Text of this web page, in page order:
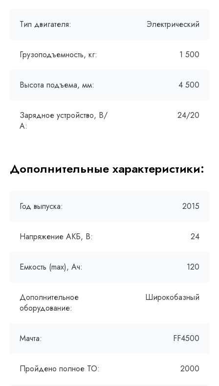
Тип двигателя: Электрический
Грузоподъемность, кг: 1 500
Высота подъема, мм: 4 500
Зарядное устройство, В/
А:
24/20
Дополнительные характеристики:
Год выпуска: 2015
Напряжение АКБ, В: 24
Емкость (max), Ач: 120
Дополнительное
оборудование:
Широкобазный
Мачта: FF4500
Пройдено полное ТО: 2000